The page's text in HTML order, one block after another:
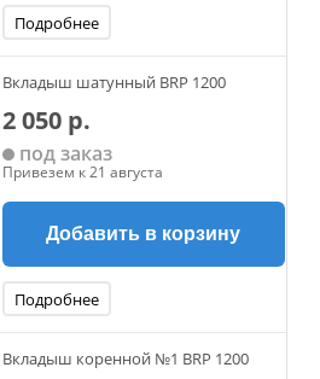
Подробнее
Вкладыш шатунный BRP 1200
2 050 р.
под заказ
Привезем к 21 августа
Добавить в корзину
Подробнее
Вкладыш коренной №1 BRP 1200